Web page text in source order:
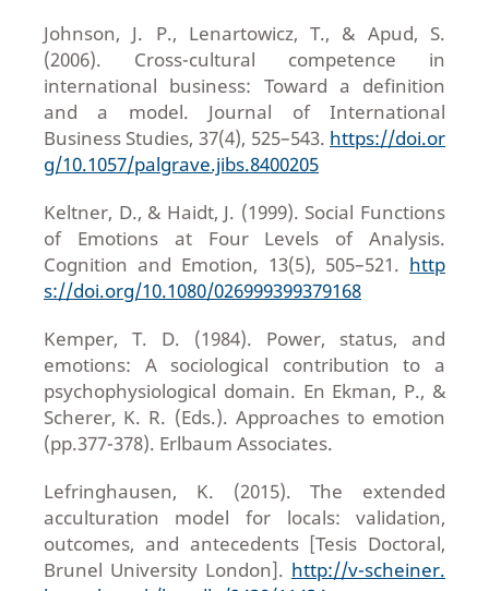
Johnson, J. P., Lenartowicz, T., & Apud, S.
(2006). Cross-cultural competence in
international business: Toward a definition
and a model. Journal of International
Business Studies, 37(4), 525–543. https://doi.or
g/10.1057/palgrave.jibs.8400205
Keltner, D., & Haidt, J. (1999). Social Functions
of Emotions at Four Levels of Analysis.
Cognition and Emotion, 13(5), 505–521. http
s://doi.org/10.1080/026999399379168
Kemper, T. D. (1984). Power, status, and
emotions: A sociological contribution to a
psychophysiological domain. En Ekman, P., &
Scherer, K. R. (Eds.). Approaches to emotion
(pp.377-378). Erlbaum Associates.
Lefringhausen, K. (2015). The extended
acculturation model for locals: validation,
outcomes, and antecedents [Tesis Doctoral,
Brunel University London]. http://v-scheiner.